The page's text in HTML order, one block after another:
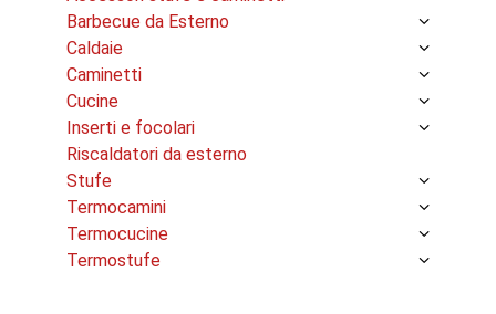
Barbecue da Esterno
Caldaie
Caminetti
Cucine
Inserti e focolari
Riscaldatori da esterno
Stufe
Termocamini
Termocucine
Termostufe